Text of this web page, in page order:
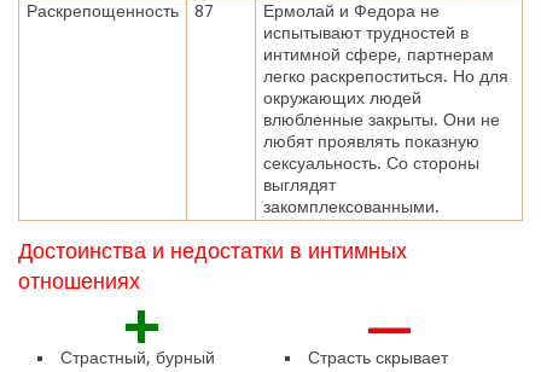
Раскрепощенность
87
Ермолай и Федора не
испытывают трудностей в
интимной сфере, партнерам
легко раскрепоститься. Но для
окружающих людей
влюбленные закрыты. Они не
любят проявлять показную
сексуальность. Со стороны
выглядят
закомплексованными.
Достоинства и недостатки в интимных
отношениях
+
Страстный, бурный
—
Страсть скрывает